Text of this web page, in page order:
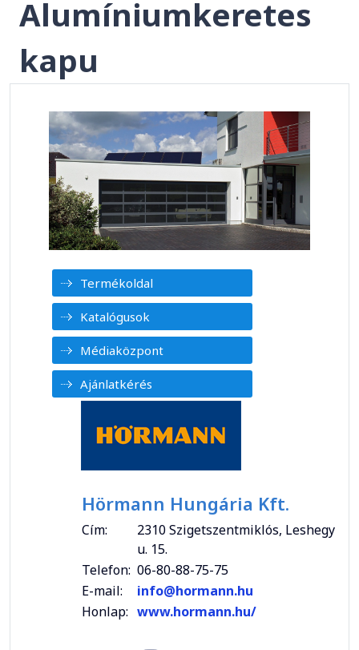
Alumíniumkeretes
kapu
Termékoldal
Katalógusok
Médiaközpont
Ajánlatkérés
Hörmann Hungária Kft.
Cím:
2310 Szigetszentmiklós, Leshegy
u. 15.
Telefon: 06-80-88-75-75
E-mail:
info@hormann.hu
Honlap: www.hormann.hu/